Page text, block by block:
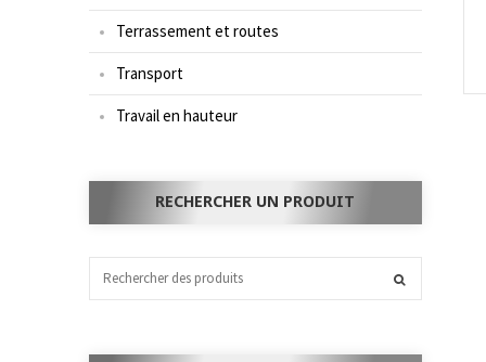
Terrassement et routes
Transport
Travail en hauteur
RECHERCHER UN PRODUIT